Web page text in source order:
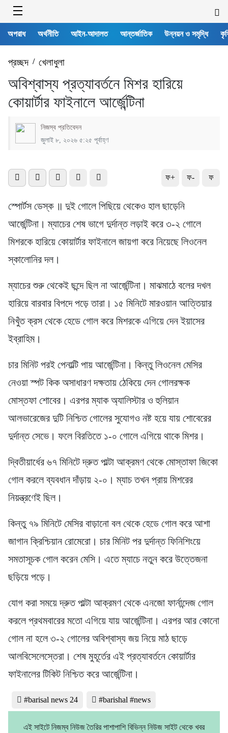
অপরাধ অর্থনীতি আইন-আদালত আন্তর্জাতিক উন্নয়ন ও সমৃদ্ধি
প্রচ্ছদ/ খেলাধুলা
অবিশ্বাস্য প্রত্যাবর্তনে মিশর হারিয়ে
কোয়ার্টার ফাইনালে আর্জেন্টিনা
নিজস্ব প্রতিবেদন
জুলাই ৮, ২০২৬ ৫:২৫ পূর্বাহ্ণ
ফ+ ফ- ফ
স্পোর্টস ডেস্ক ॥ দুই গোলে পিছিয়ে থেকেও হাল ছাড়েনি
আর্জেন্টিনা। ম্যাচের শেষ ভাগে দুর্দান্ত লড়াই করে ৩-২ গোলে
মিশরকে হারিয়ে কোয়ার্টার ফাইনালে জায়গা করে নিয়েছে লিওনেল
স্কালোনির দল।
ম্যাচের শুরু থেকেই ছন্দে ছিল না আর্জেন্টিনা। মাঝমাঠে বলের দখল
হারিয়ে বারবার বিপদে পড়ে তারা। ১৫ মিনিটে মারওয়ান আত্তিয়ার
নিখুঁত ক্রস থেকে হেডে গোল করে মিশরকে এগিয়ে দেন ইয়াসের
ইব্রাহিম।
চার মিনিট পরই পেনাল্টি পায় আর্জেন্টিনা। কিন্তু লিওনেল মেসির
নেওয়া স্পট কিক অসাধারণ দক্ষতায় ঠেকিয়ে দেন গোলরক্ষক
মোস্তফা শোবের। এরপর ম্যাক অ্যালিস্টার ও হুলিয়ান
আলভারেজের দুটি নিশ্চিত গোলের সুযোগও নষ্ট হয়ে যায় শোবেরের
দুর্দান্ত সেভে। ফলে বিরতিতে ১-০ গোলে এগিয়ে থাকে মিশর।
দ্বিতীয়ার্ধের ৬৭ মিনিটে দ্রুত পাল্টা আক্রমণ থেকে মোস্তাফা জিকো
গোল করলে ব্যবধান দাঁড়ায় ২-০। ম্যাচ তখন প্রায় মিশরের
নিয়ন্ত্রণেই ছিল।
কিন্তু ৭৯ মিনিটে মেসির বাড়ানো বল থেকে হেডে গোল করে আশা
জাগান ক্রিশ্চিয়ান রোমেরো। চার মিনিট পর দুর্দান্ত ফিনিশিংয়ে
সমতাসূচক গোল করেন মেসি। এতে ম্যাচে নতুন করে উত্তেজনা
ছড়িয়ে পড়ে।
যোগ করা সময়ে দ্রুত পাল্টা আক্রমণ থেকে এনজো ফার্নান্দেজ গোল
করলে প্রথমবারের মতো এগিয়ে যায় আর্জেন্টিনা। এরপর আর কোনো
গোল না হলে ৩-২ গোলের অবিশ্বাস্য জয় নিয়ে মাঠ ছাড়ে
আলবিসেলেস্তেরা। শেষ মুহূর্তের এই প্রত্যাবর্তনে কোয়ার্টার
ফাইনালের টিকিট নিশ্চিত করে আর্জেন্টিনা।
#barisal news 24 #barishal #news
এই সাইটে নিজম্ব নিউজ তৈরির পাশাপাশি বিভিন্ন নিউজ সাইট থেকে খবর